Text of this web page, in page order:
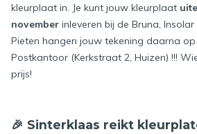
kleurplaat in. Je kunt jouw kleurplaat
november inleveren bij de Bruna,
Pieten hangen jouw tekening daarna
Postkantoor (Kerkstraat 2, Huizen) !!!
prijs!
🎉 Sinterklaas reikt